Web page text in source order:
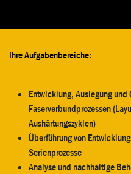
Ihre Aufgabenbereiche:
Entwicklung, Auslegung
Faserverbundprozessen
Aushärtungszyklen)
Überführung von
Serienprozesse
Analyse und nachhaltige